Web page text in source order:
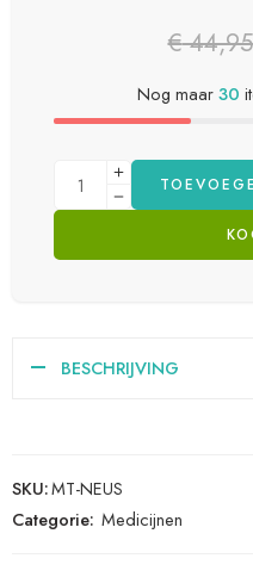
€44,95
Nog maar30
BESCHRIJVING
SKU:MT-NEUS
Categorie: Medicijnen